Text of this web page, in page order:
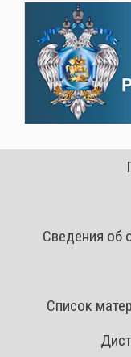
Сведения об
Список